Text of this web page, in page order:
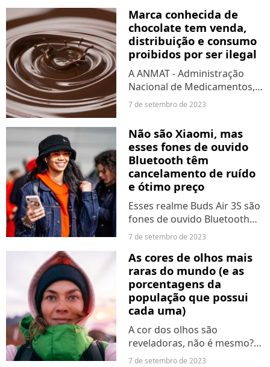
Marca conhecida de
chocolate tem venda,
distribuição e consumo
proibidos por ser ilegal
A ANMAT - Administração
Nacional de Medicamentos,
Alimentos e Tecnologia
distribuição e
comercialização de uma
marca reconhecida de
chocolate. Conheça...
7 de setembro de 2023
Não são Xiaomi, mas
esses fones de ouvido
Bluetooth têm
cancelamento de ruído
e ótimo preço
Esses realme Buds Air 3S são
fones de ouvido Bluetooth
sem fio verdadeiros e muito
fone de ouvido. Além disso,
são compatíveis com a
aplicação para smartphone...
7 de setembro de 2023
As cores de olhos mais
raras do mundo (e as
porcentagens da
população que possui
cada uma)
A cor dos olhos são
reveladoras, não é mesmo?
Mas elas não falam apenas
7 de setembro de 2023